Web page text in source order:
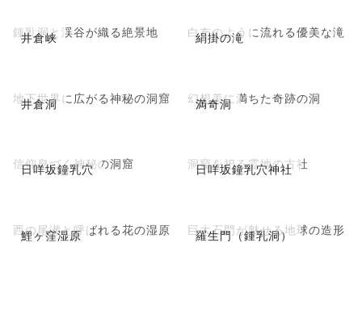
井倉峡
鍾乳洞と渓谷が織る絶景地 絹掛の滝
白布のように流れる優美な滝
井倉洞
地下世界に広がる神秘の洞窟 満奇洞
幻想美に満ちた奇跡の洞
日咩坂鐘乳穴
信仰息づく神秘の洞窟 日咩坂鐘乳穴神社
洞窟を祀る霊地の古社
鯉ヶ窪湿原
西の尾瀬と呼ばれる花の湿原 羅生門（鍾乳洞）
巨大石門が魅せる地球の造形